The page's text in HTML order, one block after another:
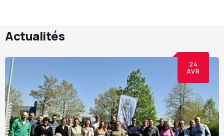
Actualités
24
AVR